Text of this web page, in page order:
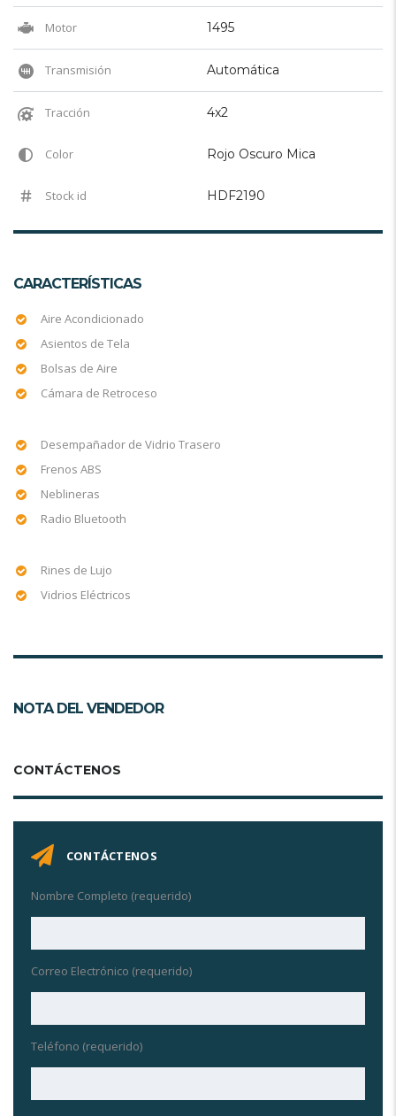
Motor 1495
Transmisión Automática
Tracción 4x2
Color Rojo Oscuro Mica
Stock id HDF2190
CARACTERÍSTICAS
Aire Acondicionado
Asientos de Tela
Bolsas de Aire
Cámara de Retroceso
Desempañador de Vidrio Trasero
Frenos ABS
Neblineras
Radio Bluetooth
Rines de Lujo
Vidrios Eléctricos
NOTA DEL VENDEDOR
CONTÁCTENOS
CONTÁCTENOS
Nombre Completo (requerido)
Correo Electrónico (requerido)
Teléfono (requerido)